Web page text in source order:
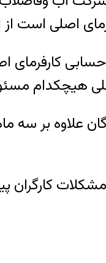
بدحسابی
هیچکدام
علاوه
کارگران